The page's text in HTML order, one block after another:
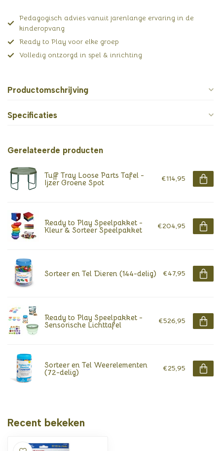
Pedagogisch advies vanuit jarenlange ervaring in de
kinderopvang
Ready to Play voor elke groep
Volledig ontzorgd in spel & inrichting
Productomschrijving
Specificaties
Gerelateerde producten
Tuff Tray Loose Parts Tafel -
Ijzer Groene Spot €114,95
Ready to Play Speelpakket -
Kleur & Sorteer Speelpakket €204,95
Sorteer en Tel Dieren (144-delig) €47,95
Ready to Play Speelpakket -
Sensorische Lichttafel €526,95
Sorteer en Tel Weerelementen
(72-delig) €25,95
Recent bekeken